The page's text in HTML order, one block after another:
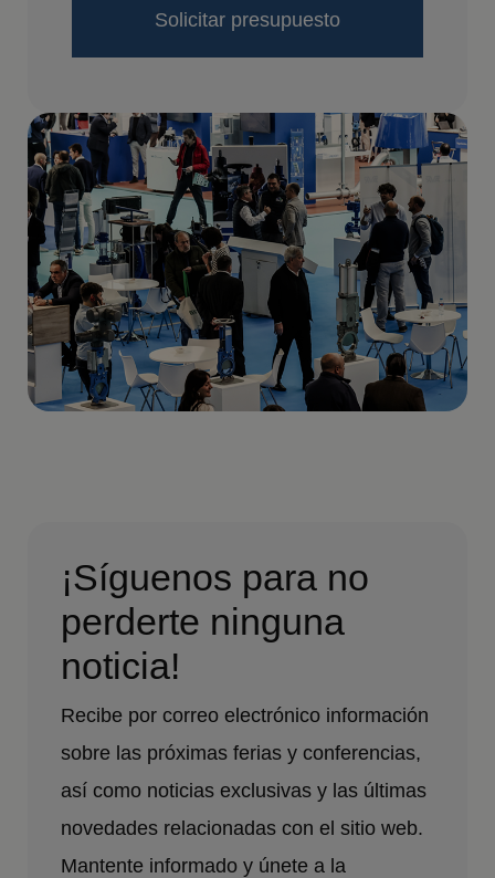
Solicitar presupuesto
¡Síguenos para no
perderte ninguna
noticia!
Recibe por correo electrónico información
sobre las próximas ferias y conferencias,
así como noticias exclusivas y las últimas
novedades relacionadas con el sitio web.
Mantente informado y únete a la